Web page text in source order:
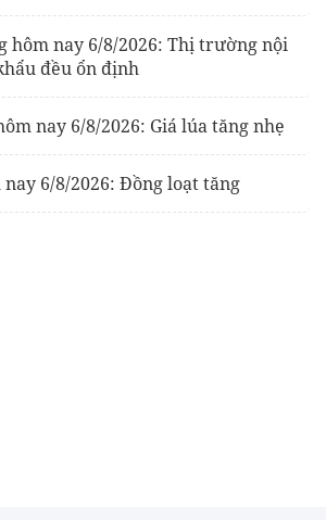
hôm nay 6/8/2026: Thị trường nội
đều ổn định
nay 6/8/2026: Giá lúa tăng nhẹ
nay 6/8/2026: Đồng loạt tăng